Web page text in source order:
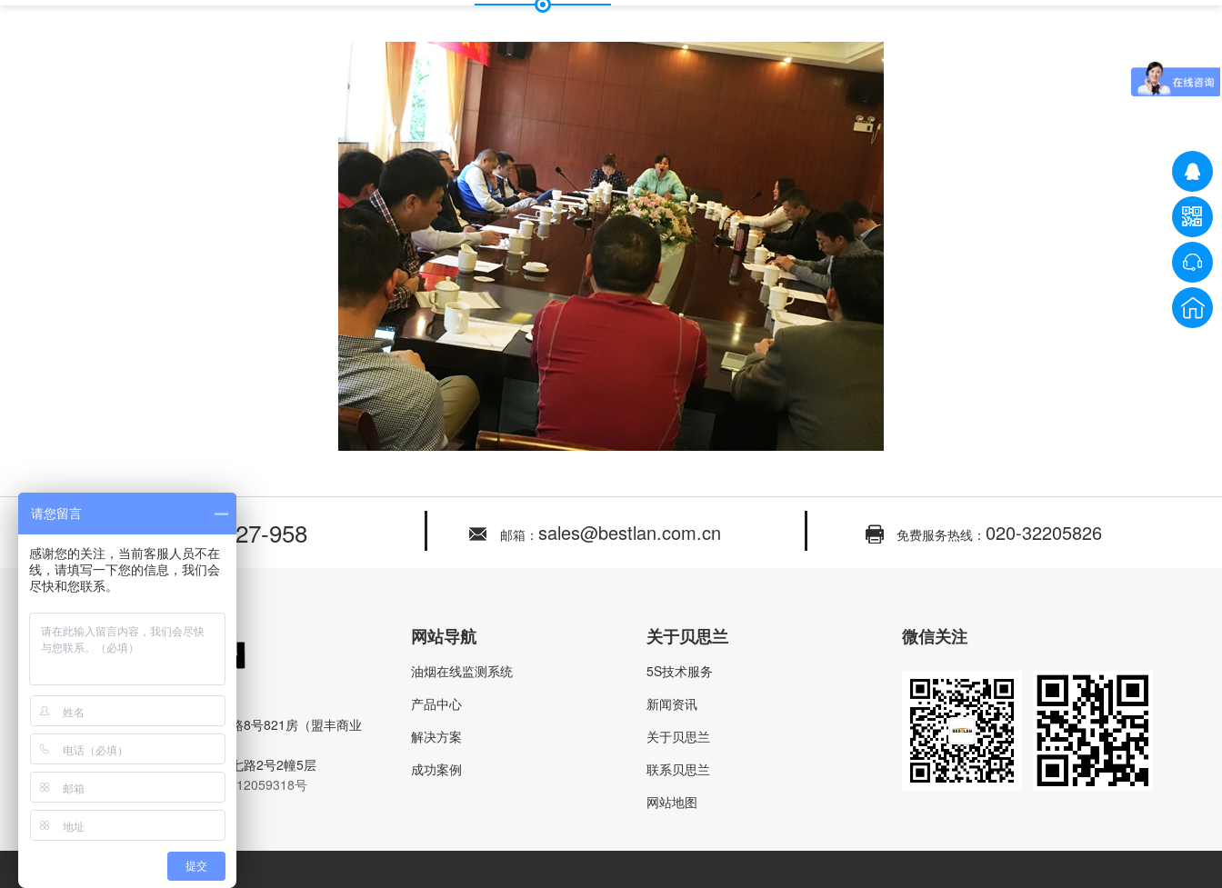
咨询热线：400-8827-958 邮箱： sales@bestlan.com.cn 免费服务热线： 020-32205826
广州贝思兰环保科技有限公司
公司地址：广州市天河区珠吉路8号821房（盟丰商业
大厦）
工厂地址：广州市增城区荔新七路2号2幢5层
COPYRIGHT © 2020
粤ICP备12059318号
网站导航
油烟在线监测系统
产品中心
解决方案
成功案例
关于贝思兰
5S技术服务
新闻资讯
关于贝思兰
联系贝思兰
网站地图
微信关注
请您留言
感谢您的关注，当前客服人员不在
线，请填写一下您的信息，我们会
尽快和您联系。
提交